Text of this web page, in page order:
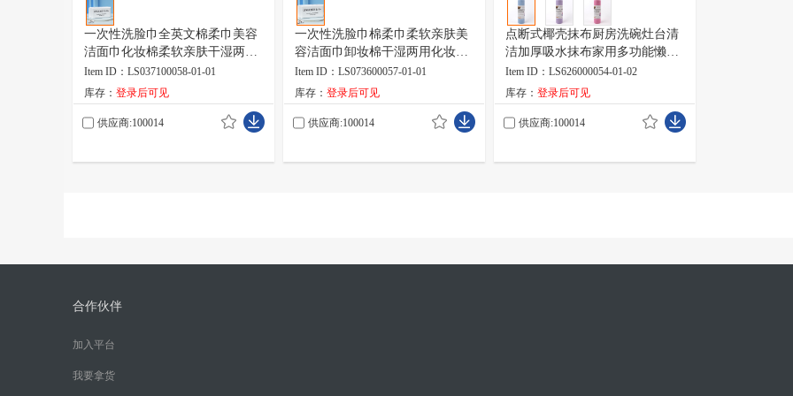
一次性洗脸巾全英文棉柔巾美容
洁面巾化妆棉柔软亲肤干湿两用
60抽
Item ID：LS037100058-01-01
库存： 登录后可见
供应商:100014
一次性洗脸巾棉柔巾柔软亲肤美
容洁面巾卸妆棉干湿两用化妆棉
60抽
Item ID：LS073600057-01-01
库存： 登录后可见
供应商:100014
点断式椰壳抹布厨房洗碗灶台清
洁加厚吸水抹布家用多功能懒人
抹布
Item ID：LS626000054-01-02
库存： 登录后可见
供应商:100014
合作伙伴
加入平台
我要拿货